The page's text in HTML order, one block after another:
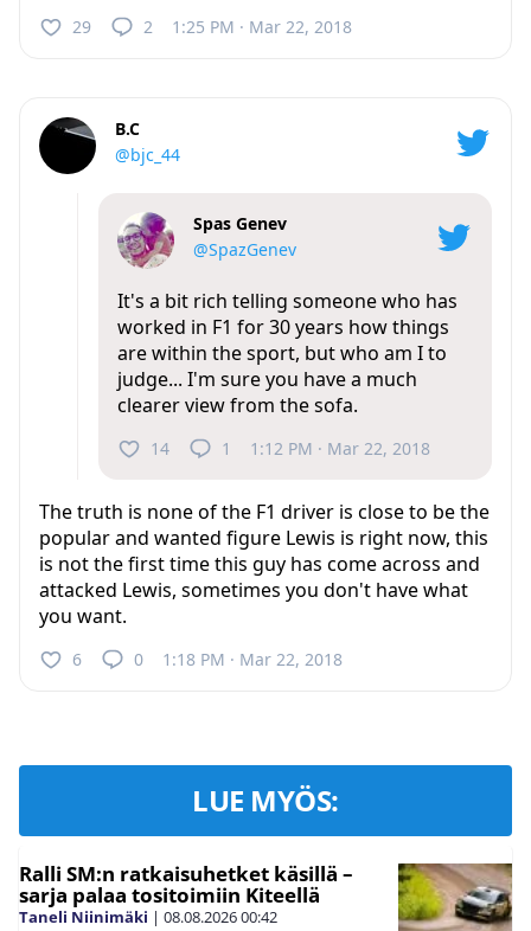
29 2 1:25 PM · Mar 22, 2018
B.C
@bjc_44
Spas Genev
@SpazGenev
It's a bit rich telling someone who has
worked in F1 for 30 years how things
are within the sport, but who am I to
judge... I'm sure you have a much
clearer view from the sofa.
14 1 1:12 PM · Mar 22, 2018
The truth is none of the F1 driver is close to be the
popular and wanted figure Lewis is right now, this
is not the first time this guy has come across and
attacked Lewis, sometimes you don't have what
you want.
6 0 1:18 PM · Mar 22, 2018
LUE MYÖS:
Ralli SM:n ratkaisuhetket käsillä –
sarja palaa tositoimiin Kiteellä
Taneli Niinimäki | 08.08.202600:42